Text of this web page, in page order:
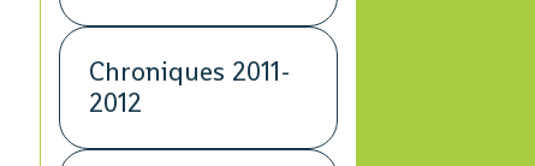
Chroniques 2011-
2012